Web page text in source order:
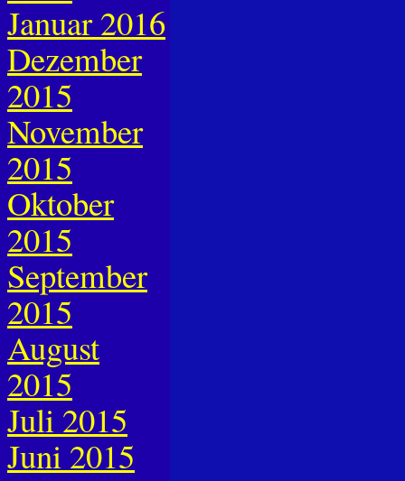
Januar 2016
Dezember
2015
November
2015
Oktober
2015
September
2015
August
2015
Juli 2015
Juni 2015